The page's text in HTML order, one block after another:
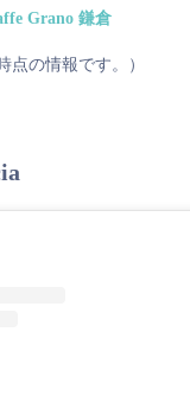
Grano 鎌倉
点の情報です。）